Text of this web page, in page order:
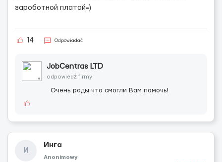
зароботной платой=)
14 Odpowiadać
JobCentras LTD
odpowiedź firmy
Очень рады что смогли Вам помочь!
И
Инга
Anonimowy